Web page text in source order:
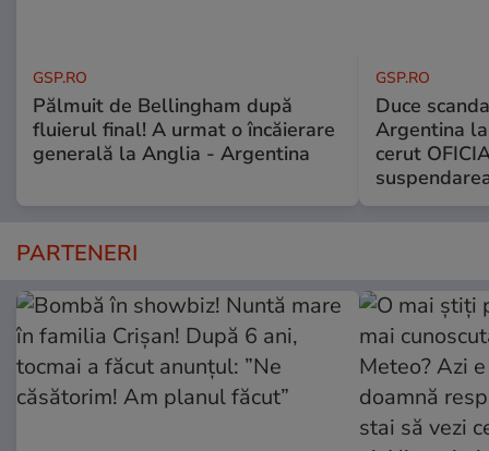
GSP.RO
Pălmuit de Bellingham după
fluierul final! A urmat o încăierare
generală la Anglia - Argentina
GSP.RO
Duce
Argentina
cerut
PARTENERI